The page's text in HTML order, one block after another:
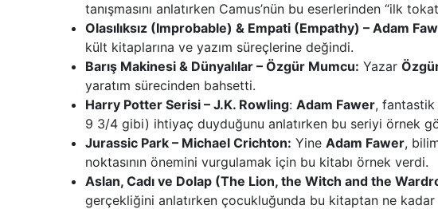
tanışmasını anlatırken Camus’nün bu eserlerinden “ilk
Olasılıksız (Improbable) & Empati (Empathy) – Adam
kült kitaplarına ve yazım süreçlerine değindi.
Barış Makinesi & Dünyalılar – Özgür Mumcu: Yazar
yaratım sürecinden bahsetti.
Harry Potter Serisi – J.K. Rowling: Adam Fawer, fantastik
9 3/4 gibi) ihtiyaç duyduğunu anlatırken bu seriyi örnek
Jurassic Park – Michael Crichton: Yine Adam Fawer,
noktasının önemini vurgulamak için bu kitabı örnek verdi.
Aslan, Cadı ve Dolap (The Lion, the Witch and the
gerçekliğini anlatırken çocukluğunda bu kitaptan ne